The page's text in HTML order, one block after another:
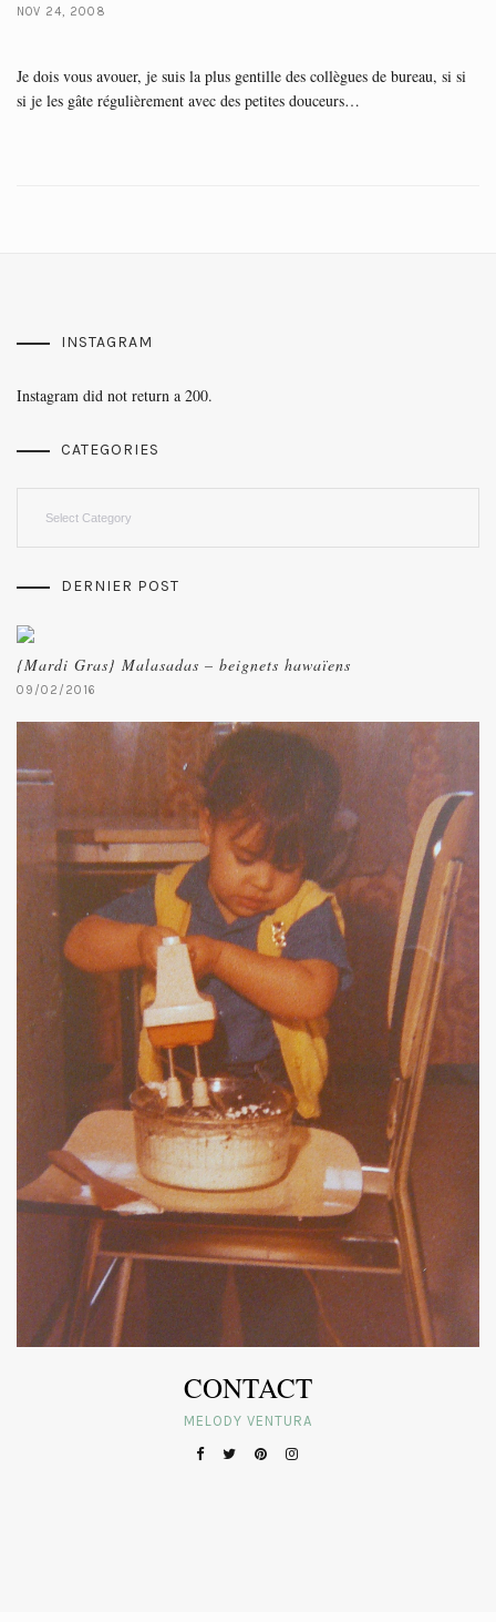
NOV 24, 2008
Je dois vous avouer, je suis la plus gentille des collègues de bureau, si si
si je les gâte régulièrement avec des petites douceurs…
INSTAGRAM
Instagram did not return a 200.
CATEGORIES
DERNIER POST
{Mardi Gras} Malasadas – beignets hawaïens
09/02/2016
CONTACT
MELODY VENTURA